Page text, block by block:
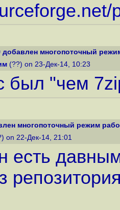
добавлен многопоточный
(??) on 23-Дек-14, 10:23
был "чем
многопоточный режим
on 22-Дек-14, 21:01
есть